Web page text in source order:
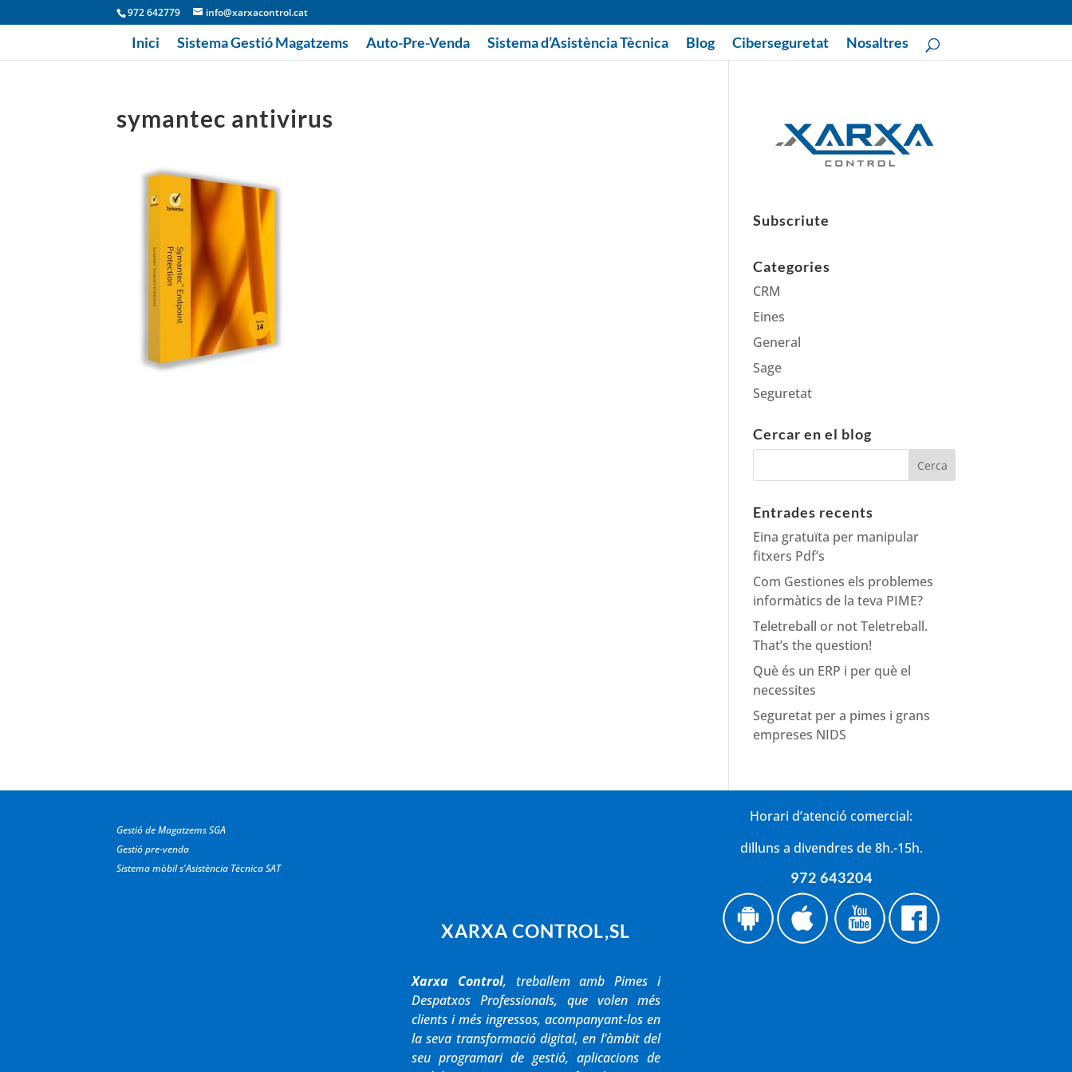
972 642779 info@xarxacontrol.cat
Inici Sistema Gestió Magatzems Auto-Pre-Venda Sistema d’Asistència Tècnica Blog Ciberseguretat Nosaltres
symantec antivirus
Subscriute
Categories
CRM
Eines
General
Sage
Seguretat
Cercar en el blog
Entrades recents
Eina gratuïta per manipular
fitxers Pdf’s
Com Gestiones els problemes
informàtics de la teva PIME?
Teletreball or not Teletreball.
That’s the question!
Què és un ERP i per què el
necessites
Seguretat per a pimes i grans
empreses NIDS
Gestió de Magatzems SGA
Gestió pre-venda
Sistema mòbil s'Asistència Tècnica SAT
XARXA CONTROL,SL
Xarxa Control, treballem amb Pimes i
Despatxos Professionals, que volen més
clients i més ingressos, acompanyant-los en
la seva transformació digital, en l’àmbit del
seu programari de gestió, aplicacions de
Horari d’atenció comercial:
dilluns a divendres de 8h.-15h.
972 643204